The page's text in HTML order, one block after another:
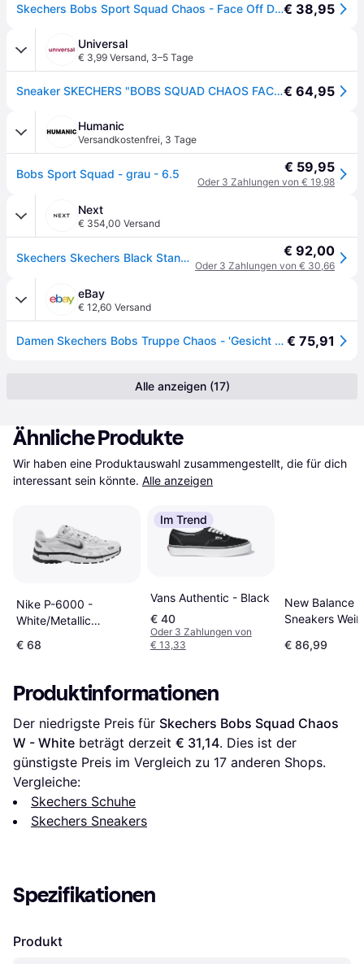
Skechers Bobs Sport Squad Chaos - Face Off Damen Laufschuhe hellrosa - 40 - Pink€ 38,95
Universal
€ 3,99 Versand, 3–5 Tage
Sneaker SKECHERS "BOBS SQUAD CHAOS FACE OFF", Mädchen, Gr. 40, schwarz, Textil, Schuhe Sneaker, Freizeitschuh, Halbschuh, Schnürschuh mit Komfort-Innensohle, Topseller€ 64,95
Humanic
Versandkostenfrei, 3 Tage
Bobs Sport Squad - grau - 6.5 € 59,95
Oder 3 Zahlungen von € 19,98
Next
€ 354,00 Versand
Skechers Skechers Black Standard Fit Bobs Squad Chaos Face Off Trainers € 92,00
Oder 3 Zahlungen von € 30,66
eBay
€ 12,60 Versand
Damen Skechers Bobs Truppe Chaos - 'Gesicht Ab '117209 Schnürer Sportlich € 75,91
Alle anzeigen (17)
Ähnliche Produkte
Wir haben eine Produktauswahl zusammengestellt, die für dich
interessant sein könnte. Alle anzeigen
Nike P-6000 -
White/Metallic
€ 68
Im Trend
Vans Authentic - Black
€ 40
Oder 3 Zahlungen von
€ 13,33
New Balance
Sneakers
€ 86,99
Produktinformationen
Der niedrigste Preis für Skechers Bobs Squad Chaos
W - White beträgt derzeit € 31,14. Dies ist der
günstigste Preis im Vergleich zu 17 anderen Shops.
Vergleiche:
Skechers Schuhe
Skechers Sneakers
Spezifikationen
Produkt